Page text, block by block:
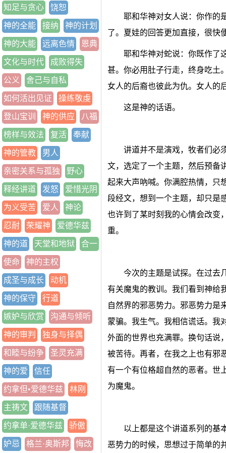
知足与贪心 饶恕
神的全能 接纳 神的计划
神的大能 远离色情 恩典
文化与时代 成败得失
公义 舍己与自私
如何活出见证 操练敬虔
登山宝训 神的供应 八福
榜样与效法 复活 奉献
神的管教 男人
亲密关系与孤独 野心
释经讲道 发怒 爱惜光阴
为义受苦 爱人 神论
忍耐 荣耀神 爱德华兹
神的道 天堂和地狱 合一
使命 神的主权
成圣与成长 动机
神的保守 行道
嫉妒与欣赏 沟通与倾听
神的审判 独身与择偶
和睦与纷争 圣灵充满
神的爱 信任
约拿但•爱德华兹 林刚
主祷文 跟随基督
约拿单·爱德华兹 骄傲
妒忌 格兰·奥斯邦 悔改
耶和华神对女人说：你作的
了。夏娃的回答更加直接，很快
耶和华神对蛇说：你既作了
甚。你必用肚子行走，终身吃土
女人的后裔也彼此为仇。女人的
这是神的话语。
讲道并不是演戏，牧者们必
文，选定了一个主题，然后预备
起来大声吶喊。你满腔热情，只
段经文，想到一个主题，却只是
也许到了某时刻我的心情会改变
重。
今次的主题是试探。在过去
有关魔鬼的教训。我们看到神给
自然界的邪恶势力。邪恶势力是
蒙骗。我生气。我相信谎话。我
外面的世界也充满罪。换句话说
被苦待。再者，在我之上也有邪
有一个有位格超自然的恶者。世
为魔鬼。
以上都是这个讲道系列的基
恶势力的时候，思想过于简单的